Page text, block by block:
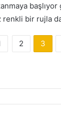
bir rujla
2 3